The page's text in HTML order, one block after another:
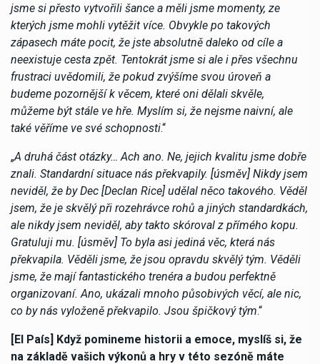
jsme si přesto vytvořili šance a měli jsme momenty, ze
kterých jsme mohli vytěžit více. Obvykle po takových
zápasech máte pocit, že jste absolutně daleko od cíle a
neexistuje cesta zpět. Tentokrát jsme si ale i přes všechnu
frustraci uvědomili, že pokud zvýšíme svou úroveň a
budeme pozornější k věcem, které oni dělali skvěle,
můžeme být stále ve hře. Myslím si, že nejsme naivní, ale
také věříme ve své schopnosti.“
„A druhá část otázky… Ach ano. Ne, jejich kvalitu jsme dobře
znali. Standardní situace nás překvapily. [úsměv] Nikdy jsem
neviděl, že by Dec [Declan Rice] udělal něco takového. Věděl
jsem, že je skvělý při rozehrávce rohů a jiných standardkách,
ale nikdy jsem neviděl, aby takto skóroval z přímého kopu.
Gratuluji mu. [úsměv] To byla asi jediná věc, která nás
překvapila. Věděli jsme, že jsou opravdu skvělý tým. Věděli
jsme, že mají fantastického trenéra a budou perfektně
organizovaní. Ano, ukázali mnoho působivých věcí, ale nic,
co by nás vyloženě překvapilo. Jsou špičkový tým.“
[El País] Když pomineme historii a emoce, myslíš si, že
na základě vašich výkonů a hry v této sezóně máte